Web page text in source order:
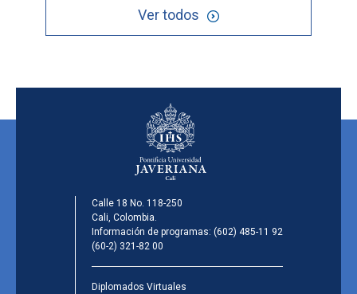
Ver todos
Calle 18 No. 118-250
Cali, Colombia.
Información de programas: (602) 485-11 92
(60-2) 321-82 00
Diplomados Virtuales